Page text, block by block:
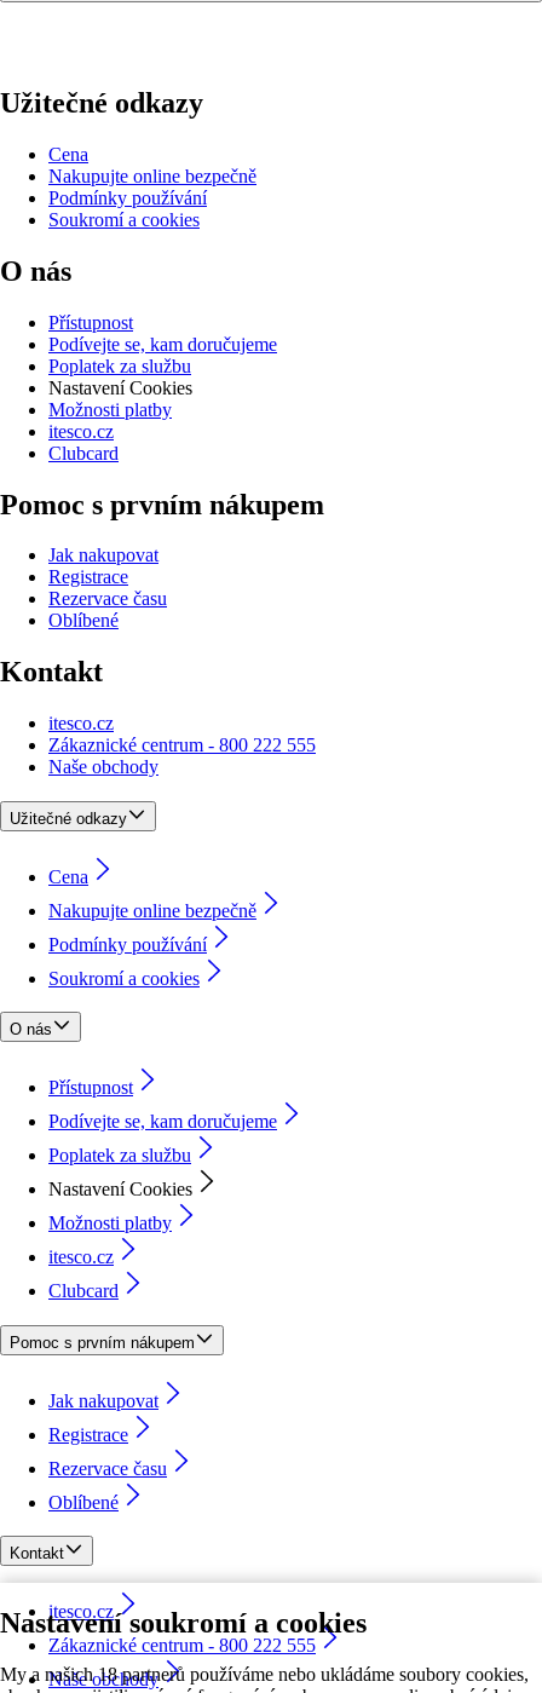
Nastavení soukromí a cookies
My a našich 18 partnerů používáme nebo ukládáme soubory cookies,
Užitečné odkazy
Cena
Nakupujte online bezpečně
Podmínky používání
Soukromí a cookies
O nás
Přístupnost
Podívejte se, kam doručujeme
Poplatek za službu
Nastavení Cookies
Možnosti platby
itesco.cz
Clubcard
Pomoc s prvním nákupem
Jak nakupovat
Registrace
Rezervace času
Oblíbené
Kontakt
itesco.cz
Zákaznické centrum - 800 222 555
Naše obchody
Užitečné odkazy
Cena
Nakupujte online bezpečně
Podmínky používání
Soukromí a cookies
O nás
Přístupnost
Podívejte se, kam doručujeme
Poplatek za službu
Nastavení Cookies
Možnosti platby
itesco.cz
Clubcard
Pomoc s prvním nákupem
Jak nakupovat
Registrace
Rezervace času
Oblíbené
Kontakt
itesco.cz
Zákaznické centrum - 800 222 555
Naše obchody